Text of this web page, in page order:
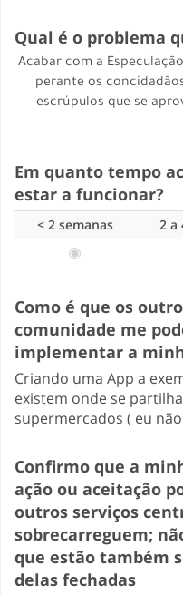
Qual é o problema
Acabar com a
perante os
escrúpulos que se
Em quanto tempo
estar a funcionar?
< 2 semanas 2 a
Como é que os
comunidade me
implementar a
Criando uma App a
existem onde se
supermercados ( eu
Confirmo que a
ação ou aceitação
outros serviços
sobrecarreguem;
que estão também
delas fechadas